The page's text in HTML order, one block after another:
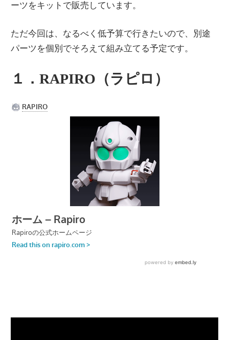
ーツをキットで販売しています。
ただ今回は、なるべく低予算で行きたいので、別途
パーツを個別でそろえて組み立てる予定です。
１．RAPIRO（ラピロ）